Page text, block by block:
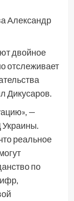
Александр
двойное
отслеживает
Дикусаров.
—
реальное
по